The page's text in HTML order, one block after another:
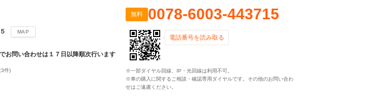
MAP
お問い合わせは１７日以降順次行います
3件)
無料 0078-6003-443715
電話番号を読み取る
※一部ダイヤル回線、IP・光回線は利用不可。
※車の購入に関するご相談・確認専用ダイヤルです。その他のお問い合わ
せはご遠慮ください。